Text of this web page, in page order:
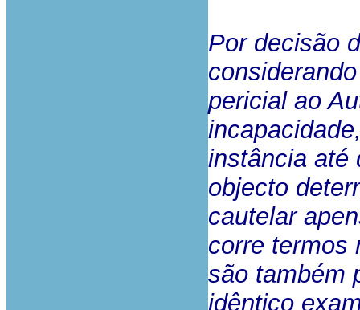
Por decisão
pericial ao
instância até
objecto
cautelar
corre termos
são também
idêntico